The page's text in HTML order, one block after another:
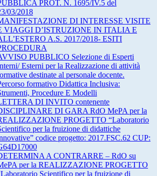
PROT. N. 1695/IV.5 del
03/2018
DI INTERESSE VISITE
VIAGGI D’ISTRUZIONE IN ITALIA E
A.S. 2017/2018- ESITI
PUBBLICO Selezione di Esperti
Esterni per la Realizzazione di attività
destinate al personale docente.
formativo Didattica Inclusiva:
Procedure E Modelli
DI INVITO contenente
DI GARA RdO MePA per la
PROGETTO “Laboratorio
per la fruizione di didattiche
codice progetto: 2017.FSC.62 CUP:
A CONTRARRE – RdO su
per la REALIZZAZIONE PROGETTO
Scientifico per la fruizione di